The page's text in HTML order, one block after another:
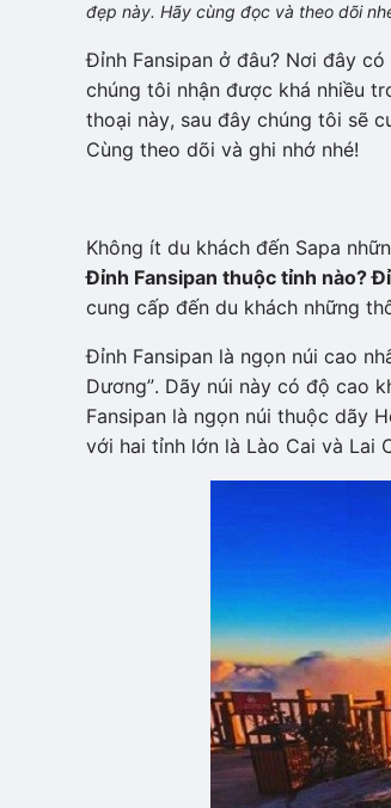
đẹp này. Hãy cùng đọc và theo dõi
Đỉnh Fansipan ở đâu? Nơi đây
chúng tôi nhận được khá nhiều
thoại này, sau đây chúng tôi sẽ
Cùng theo dõi và ghi nhớ nhé!
Không ít du khách đến Sapa
Đỉnh Fansipan thuộc tỉnh nào?
cung cấp đến du khách những
Đỉnh Fansipan là ngọn núi cao
Dương”. Dãy núi này có độ cao
Fansipan là ngọn núi thuộc dãy
với hai tỉnh lớn là Lào Cai và Lai